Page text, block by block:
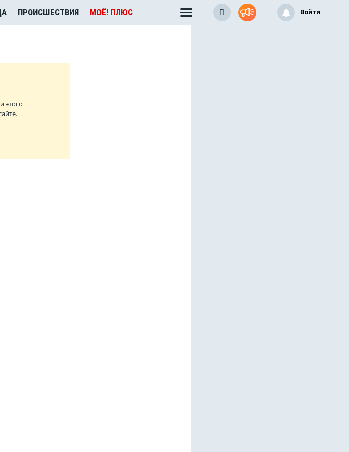
ПРОИСШЕСТВИЯ МОЁ! ПЛЮС Войти
этого